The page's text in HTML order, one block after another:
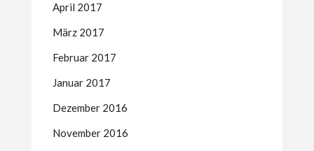
April 2017
März 2017
Februar 2017
Januar 2017
Dezember 2016
November 2016